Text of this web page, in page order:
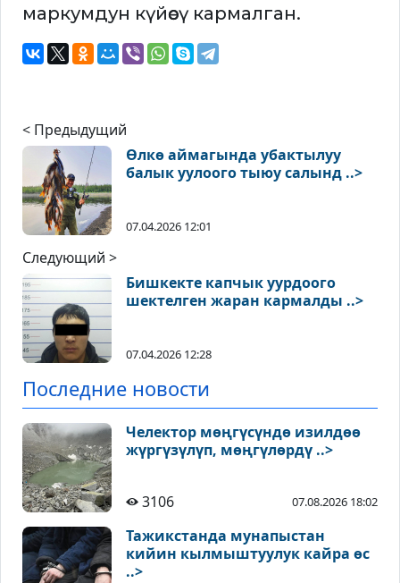
маркумдун күйөөсү кармалган.
< Предыдущий
Өлкө аймагында убактылуу
балык уулоого тыюу салынд ..>
07.04.2026 12:01
Следующий >
Бишкекте капчык уурдоого
шектелген жаран кармалды ..>
07.04.2026 12:28
Последние новости
Челектор мөңгүсүндө изилдөө
жүргүзүлүп, мөңгүлөрдү ..>
3106 07.08.2026 18:02
Тажикстанда мунапыстан
кийин кылмыштуулук кайра өс
..>